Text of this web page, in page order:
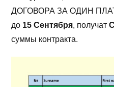
ДОГОВОРА ЗА ОДИН
до 15 Сентября, получат
суммы контракта.